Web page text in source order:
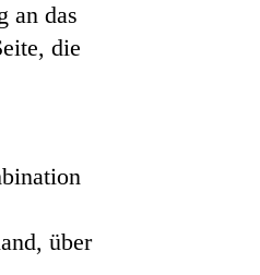
an das
die
über